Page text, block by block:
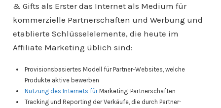
& Gifts als Erster das Internet als Medium für
kommerzielle Partnerschaften und Werbung und
etablierte Schlüsselelemente, die heute im
Affiliate Marketing üblich sind:
Provisionsbasiertes Modell für Partner-Websites, welche
Produkte aktive bewerben
Nutzung des Internets fürMarketing-Partnerschaften
Tracking und Reporting der Verkäufe, die durch Partner-